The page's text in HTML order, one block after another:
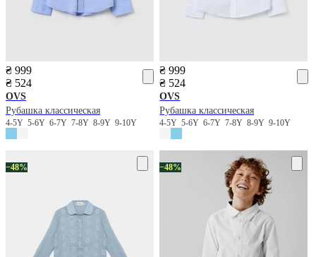
₴ 999
₴ 524
OVS
Рубашка классическая
4-5Y 5-6Y 6-7Y 7-8Y 8-9Y 9-10Y
₴ 999
₴ 524
OVS
Рубашка классическая
4-5Y5-6Y6-7Y7-8Y8-9Y9-10Y
−48% −48%